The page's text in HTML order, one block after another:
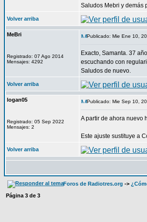
Saludos Mebri y demás
Volver arriba
MeBri
Registrado: 07 Ago 2014
Mensajes: 4292
Publicado: Mie Ene 10,
Exacto, Samanta. 37
escuchando con
Saludos de nuevo.
Volver arriba
logan05
Registrado: 05 Sep 2022
Mensajes: 2
Publicado: Mie Sep 10,
A partir de ahora nuevo
Este ajuste sustituye a
Volver arriba
Foros de Radiotres.org ->
Página 3 de 3